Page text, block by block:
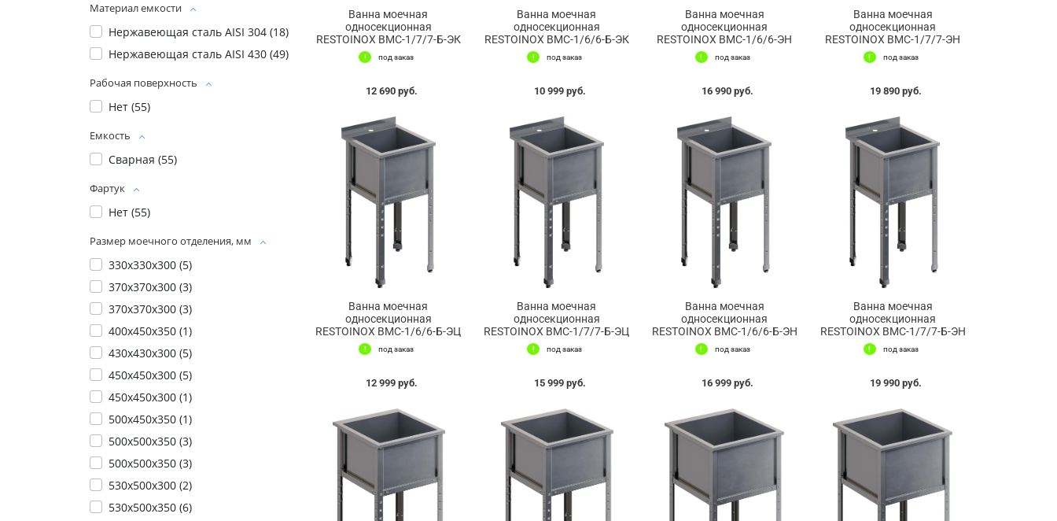
Материал емкости
Нержавеющая сталь AISI 304 (18)
Нержавеющая сталь AISI 430 (49)
Рабочая поверхность
Нет (55)
Емкость
Сварная (55)
Фартук
Нет (55)
Размер моечного отделения, мм
330х330х300 (5)
370x370x300 (3)
370х370х300 (3)
400x450x350 (1)
430х430х300 (5)
450x450x300 (5)
450х450х300 (1)
500x450x350 (1)
500x500x350 (3)
500х500х350 (3)
530х500х300 (2)
530х500х350 (6)
Ванна моечная
односекционная
RESTOINOX ВМС-1/7/7-Б-ЭК
под заказ
12 690 руб.
Ванна моечная
односекционная
RESTOINOX ВМС-1/6/6-Б-ЭК
под заказ
10 999 руб.
Ванна моечная
односекционная
RESTOINOX ВМС-1/6/6-ЭН
под заказ
16 990 руб.
Ванна моечная
односекционная
RESTOINOX ВМС-1/7/7-ЭН
под заказ
19 890 руб.
Ванна моечная
односекционная
RESTOINOX ВМС-1/6/6-Б-ЭЦ
под заказ
12 999 руб.
Ванна моечная
односекционная
RESTOINOX ВМС-1/7/7-Б-ЭЦ
под заказ
15 999 руб.
Ванна моечная
односекционная
RESTOINOX ВМС-1/6/6-Б-ЭН
под заказ
16 999 руб.
Ванна моечная
односекционная
RESTOINOX ВМС-1/7/7-Б-ЭН
под заказ
19 990 руб.